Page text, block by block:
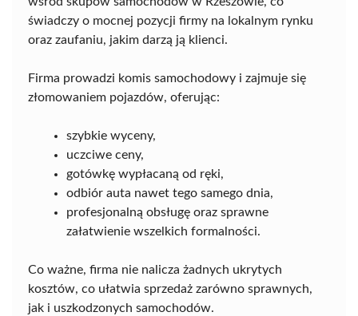
świadczy o mocnej pozycji firmy na lokalnym rynku
oraz zaufaniu, jakim darzą ją klienci.
Firma prowadzi komis samochodowy i zajmuje się
złomowaniem pojazdów, oferując:
szybkie wyceny,
uczciwe ceny,
gotówkę wypłacaną od ręki,
odbiór auta nawet tego samego dnia,
profesjonalną obsługę oraz sprawne
załatwienie wszelkich formalności.
Co ważne, firma nie nalicza żadnych ukrytych
kosztów, co ułatwia sprzedaż zarówno sprawnych,
jak i uszkodzonych samochodów.